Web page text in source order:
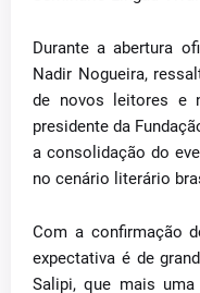
Durante a abertura
Nadir Nogueira,
de novos leitores e
presidente da
a consolidação do
no cenário literário
Com a confirmação
expectativa é de
Salipi, que mais